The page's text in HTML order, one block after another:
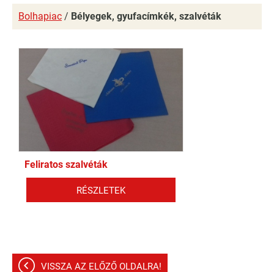
Bolhapiac / Bélyegek, gyufacímkék, szalvéták
Feliratos szalvéták
RÉSZLETEK
VISSZA AZ ELŐZŐ OLDALRA!